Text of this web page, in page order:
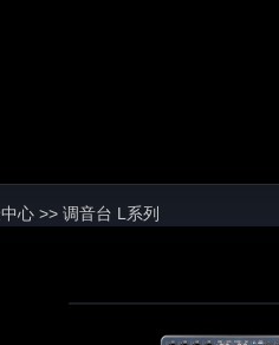
心 >> 调音台 L系列